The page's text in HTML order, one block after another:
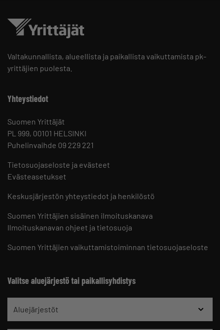
Valtakunnallista, alueellista ja paikallista vaikuttamista pk-
yrittäjien puolesta.
Yhteystiedot
Suomen Yrittäjät
PL 999, 00101 HELSINKI
Puhelinvaihde 09 229 221
Tietosuojaseloste ja evästeet
Evästeasetukset
Keskusjärjestön yhteystiedot ja henkilöstö
Suomen Yrittäjien sisäinen ilmoituskanava
Ilmoituskanavan ohjeet ja tietosuoja
Suomen Yrittäjien vaikuttamistoiminnan tietosuojaseloste
Valitse aluejärjestö tai paikallisyhdistys
Aluejärjestöt